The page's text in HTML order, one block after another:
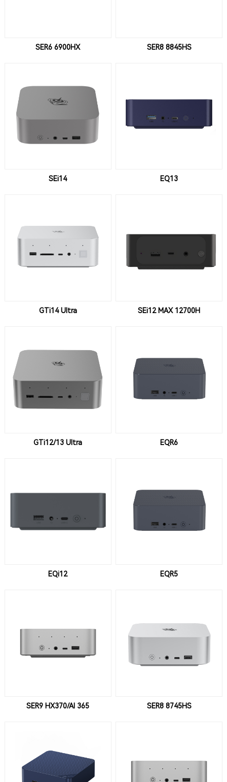
SER6 6900HX SER8 8845HS
SEi14 EQ13
GTi14 Ultra SEi12 MAX 12700H
GTi12/13 Ultra EQR6
EQi12 EQR5
SER9 HX370/AI 365 SER8 8745HS